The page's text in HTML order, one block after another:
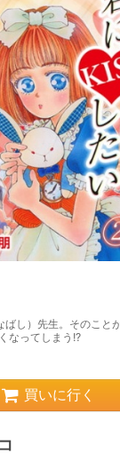
し）先生。そのこと
なってしまう!?
買いに行く